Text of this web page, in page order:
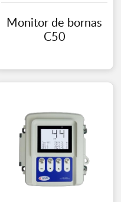
Monitor de bornas
C50